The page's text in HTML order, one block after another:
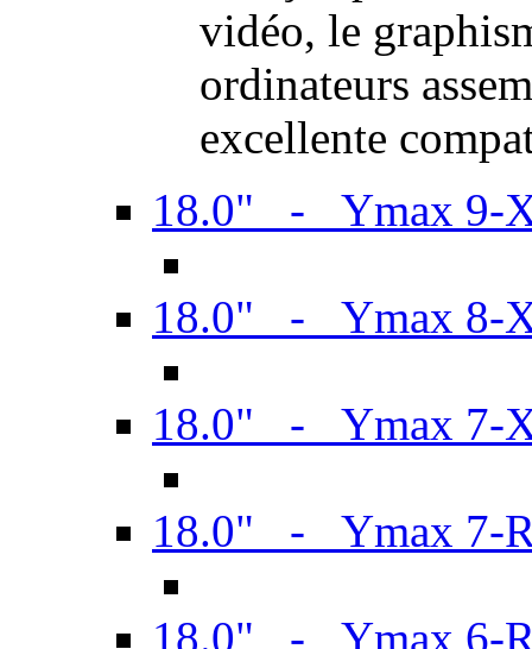
vidéo, le
ordinateurs
excellente
18.0" - Ymax 9-
18.0" - Ymax 8-
18.0" - Ymax 7-
18.0" - Ymax 7-
18.0" - Ymax 6-